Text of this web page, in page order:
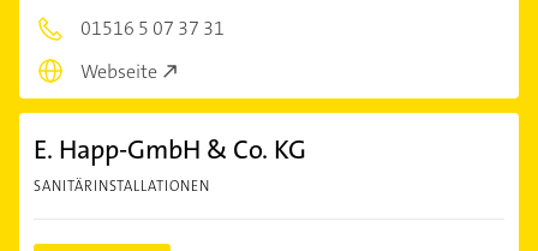
01516 5 07 37 31
Webseite
E. Happ-GmbH & Co. KG
SANITÄRINSTALLATIONEN